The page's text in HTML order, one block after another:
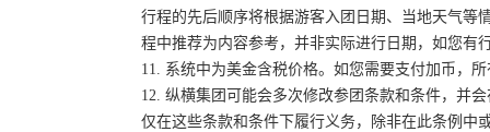
行程的先后顺序将根据游客入团日期、当地天气等
程中推荐为内容参考，并非实际进行日期，如您有
11. 系统中为美金含税价格。如您需要支付加币，
12. 纵横集团可能会多次修改参团条款和条件，并
仅在这些条款和条件下履行义务，除非在此条例中